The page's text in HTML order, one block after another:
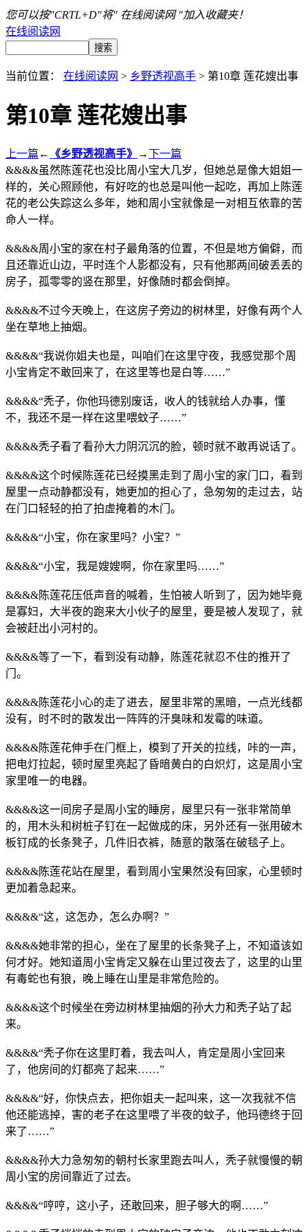
您可以按"CRTL+D"将" 在线阅读网 "加入收藏夹！
在线阅读网
当前位置： 在线阅读网 > 乡野透视高手 > 第10章 莲花嫂出事
第10章 莲花嫂出事
上一篇 ← 《乡野透视高手》 →下一篇
&&&&虽然陈莲花也没比周小宝大几岁，但她总是像大姐姐一
样的，关心照顾他，有好吃的也总是叫他一起吃，再加上陈莲
花的老公失踪这么多年，她和周小宝就像是一对相互依靠的苦
命人一样。
&&&&周小宝的家在村子最角落的位置，不但是地方偏僻，而
且还靠近山边，平时连个人影都没有，只有他那两间破丢丢的
房子，孤零零的竖在那里，好像随时都会倒掉。
&&&&不过今天晚上，在这房子旁边的树林里，好像有两个人
坐在草地上抽烟。
&&&&“我说你姐夫也是，叫咱们在这里守夜，我感觉那个周
小宝肯定不敢回来了，在这里等也是白等……”
&&&&“秃子，你他玛德别废话，收人的钱就给人办事，懂
不，我还不是一样在这里喂蚊子……”
&&&&秃子看了看孙大力阴沉沉的脸，顿时就不敢再说话了。
&&&&这个时候陈莲花已经摸黑走到了周小宝的家门口，看到
屋里一点动静都没有，她更加的担心了，急匆匆的走过去，站
在门口轻轻的拍了拍虚掩着的木门。
&&&&“小宝，你在家里吗？小宝？”
&&&&“小宝，我是嫂嫂啊，你在家里吗……”
&&&&陈莲花压低声音的喊着，生怕被人听到了，因为她毕竟
是寡妇，大半夜的跑来大小伙子的屋里，要是被人发现了，就
会被赶出小河村的。
&&&&等了一下，看到没有动静，陈莲花就忍不住的推开了
门。
&&&&陈莲花小心的走了进去，屋里非常的黑暗，一点光线都
没有，时不时的散发出一阵阵的汗臭味和发霉的味道。
&&&&陈莲花伸手在门框上，模到了开关的拉线，咔的一声，
把电灯拉起，顿时屋里亮起了昏暗黄白的白炽灯，这是周小宝
家里唯一的电器。
&&&&这一间房子是周小宝的睡房，屋里只有一张非常简单
的，用木头和树桩子钉在一起做成的床，另外还有一张用破木
板钉成的长条凳子，几件旧衣裤，随意的散落在破毯子上。
&&&&陈莲花站在屋里，看到周小宝果然没有回家，心里顿时
更加着急起来。
&&&&“这，这怎办，怎么办啊？”
&&&&她非常的担心，坐在了屋里的长条凳子上，不知道该如
何才好。她知道周小宝肯定又躲在山里过夜去了，这里的山里
有毒蛇也有狼，晚上睡在山里是非常危险的。
&&&&这个时候坐在旁边树林里抽烟的孙大力和秃子站了起
来。
&&&&“秃子你在这里盯着，我去叫人，肯定是周小宝回来
了，他房间的灯都亮了起来……”
&&&&“好，你快点去，把你姐夫一起叫来，这一次我就不信
他还能逃掉，害的老子在这里喂了半夜的蚊子，他玛德终于回
来了……”
&&&&孙大力急匆匆的朝村长家里跑去叫人，秃子就慢慢的朝
周小宝的房间靠近了过去。
&&&&“哼哼，这小子，还敢回来，胆子够大的啊……”